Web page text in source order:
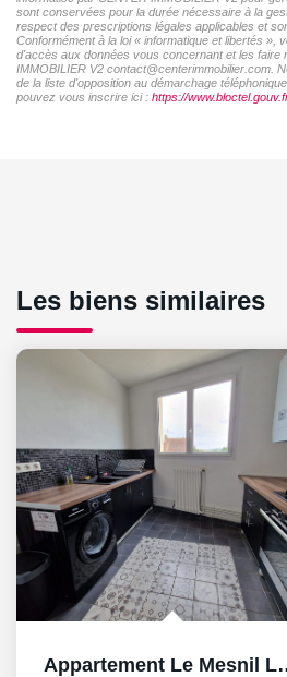
sont conservées pour la durée nécessaire à la
respect des prescriptions légales applicables et
Conformément à la loi « informatique et libertés »,
d'accès aux données vous concernant et les faire
IMMOBILIER V2 contact@centerimmobilier.com.
de la liste d'opposition au démarchage
pouvez vous inscrire ici : https://
Les biens similaires
Appartement